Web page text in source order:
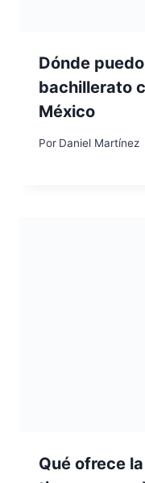
Dónde
bachillerato
México
Por Daniel Martínez
Qué ofrece